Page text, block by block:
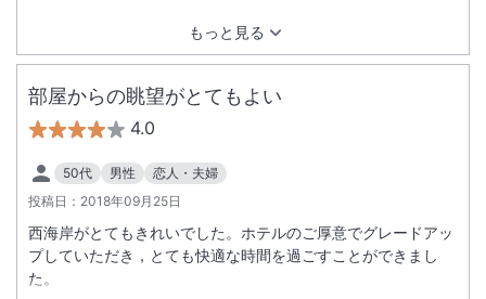
もっと見る
部屋からの眺望がとてもよい
4.0
50代 男性
恋人・夫婦
投稿日： 2018年09月25日
西海岸がとてもきれいでした。ホテルのご厚意でグレードアッ
プしていただき，とても快適な時間を過ごすことができまし
た。